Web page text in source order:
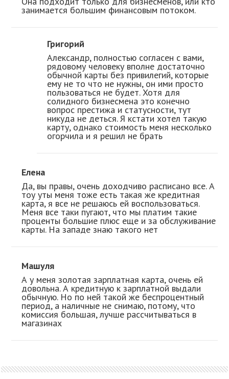
занимается большим финансовым потоком.
Григорий
Александр, полностью согласен с вами,
рядовому человеку вполне достаточно
обычной карты без привилегий, которые
ему не то что не нужны, он ими просто
пользоваться не будет. Хотя для
солидного бизнесмена это конечно
вопрос престижа и статусности, тут
никуда не деться. Я кстати хотел такую
карту, однако стоимость меня несколько
огорчила и я решил не брать
Елена
Да, вы правы, очень доходчиво расписано все. А
тоу уты меня тоже есть такая же кредитная
карта, я все не решаюсь ей воспользоваться.
Меня все таки пугают, что мы платим такие
проценты большие плюс еще и за обслуживание
карты. На западе знаю такого нет
Машуля
А у меня золотая зарплатная карта, очень ей
довольна. А кредитную к зарплатной выдали
обычную. Но по ней такой же беспроцентный
период, а наличные не снимаю, потому, что
комиссия большая, лучше рассчитываться в
магазинах